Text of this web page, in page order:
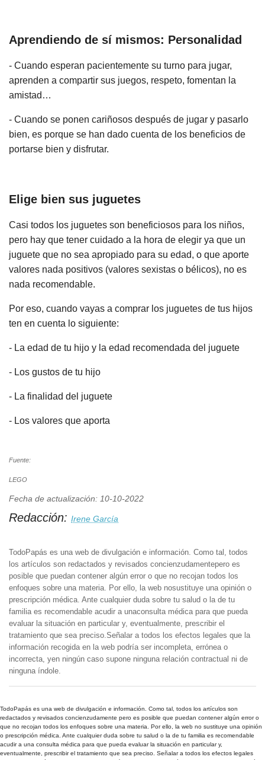
Aprendiendo de sí mismos: Personalidad
- Cuando esperan pacientemente su turno para jugar,
aprenden a compartir sus juegos, respeto, fomentan la
amistad…
- Cuando se ponen cariñosos después de jugar y pasarlo
bien, es porque se han dado cuenta de los beneficios de
portarse bien y disfrutar.
Elige bien sus juguetes
Casi todos los juguetes son beneficiosos para los niños,
pero hay que tener cuidado a la hora de elegir ya que un
juguete que no sea apropiado para su edad, o que aporte
valores nada positivos (valores sexistas o bélicos), no es
nada recomendable.
Por eso, cuando vayas a comprar los juguetes de tus hijos
ten en cuenta lo siguiente:
- La edad de tu hijo y la edad recomendada del juguete
- Los gustos de tu hijo
- La finalidad del juguete
- Los valores que aporta
Fuente:
LEGO
Fecha de actualización: 10-10-2022
Redacción: Irene García
TodoPapás es una web de divulgación e información. Como tal, todos
los artículos son redactados y revisados concienzudamentepero es
posible que puedan contener algún error o que no recojan todos los
enfoques sobre una materia. Por ello, la web nosustituye una opinión o
prescripción médica. Ante cualquier duda sobre tu salud o la de tu
familia es recomendable acudir a unaconsulta médica para que pueda
evaluar la situación en particular y, eventualmente, prescribir el
tratamiento que sea preciso.Señalar a todos los efectos legales que la
información recogida en la web podría ser incompleta, errónea o
incorrecta, yen ningún caso supone ninguna relación contractual ni de
ninguna índole.
TodoPapás es una web de divulgación e información. Como tal, todos los artículos son
redactados y revisados concienzudamente pero es posible que puedan contener algún error o
que no recojan todos los enfoques sobre una materia. Por ello, la web no sustituye una opinión
o prescripción médica. Ante cualquier duda sobre tu salud o la de tu familia es recomendable
acudir a una consulta médica para que pueda evaluar la situación en particular y,
eventualmente, prescribir el tratamiento que sea preciso. Señalar a todos los efectos legales